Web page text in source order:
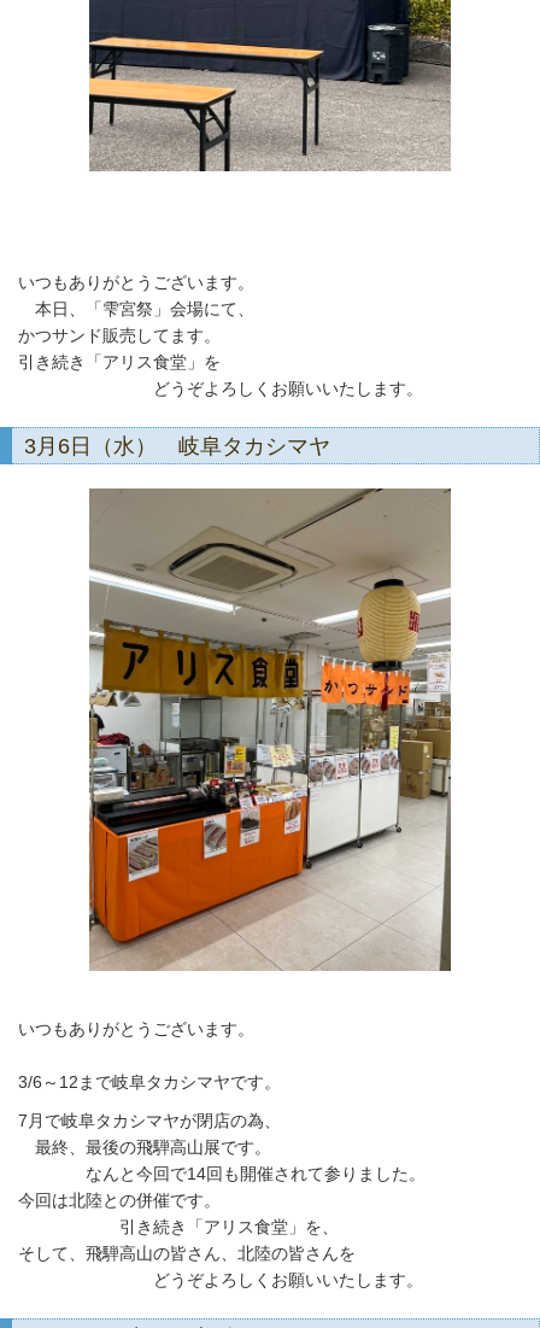
いつもありがとうございます。
本日、「雫宮祭」会場にて、
かつサンド販売してます。
引き続き「アリス食堂」を
どうぞよろしくお願いいたします。
3月6日（水） 岐阜タカシマヤ
いつもありがとうございます。
3/6～12まで岐阜タカシマヤです。
7月で岐阜タカシマヤが閉店の為、
最終、最後の飛騨高山展です。
なんと今回で14回も開催されて参りました。
今回は北陸との併催です。
引き続き「アリス食堂」を、
そして、飛騨高山の皆さん、北陸の皆さんを
どうぞよろしくお願いいたします。